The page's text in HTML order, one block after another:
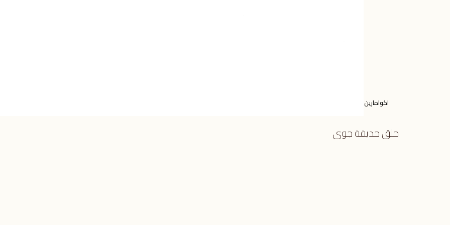
اكوامارين
حلق حديقة جوى